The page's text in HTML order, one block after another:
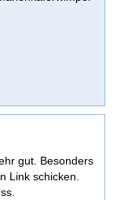
gut. Besonders
Link schicken.